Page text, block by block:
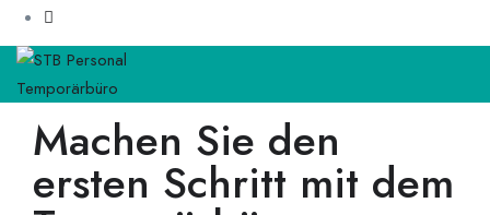
Machen Sie den
ersten Schritt mit dem